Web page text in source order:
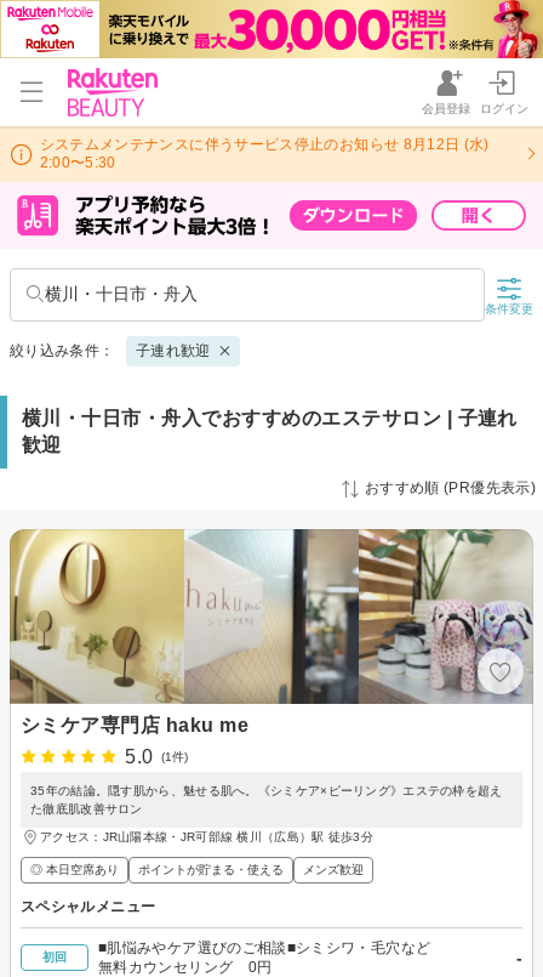
会員登録 ログイン
システムメンテナンスに伴うサービス停止のお知らせ 8月12日 (水)
2:00〜5:30
横川・十日市・舟入
条件変更
絞り込み条件： 子連れ歓迎
横川・十日市・舟入でおすすめのエステサロン | 子連れ
歓迎
おすすめ順 (PR優先表示)
シミケア専門店 haku me
5.0
(1件)
35年の結論。隠す肌から、魅せる肌へ。《シミケア×ピーリング》エステの枠を超え
た徹底肌改善サロン
アクセス：JR山陽本線・JR可部線 横川（広島）駅 徒歩3分
◎ 本日空席あり ポイントが貯まる・使える メンズ歓迎
スペシャルメニュー
初回
■肌悩みやケア選びのご相談■シミシワ・毛穴など
無料カウンセリング 0円
-